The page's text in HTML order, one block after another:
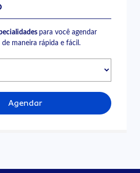
para você agendar
maneira rápida e fácil.
Agendar